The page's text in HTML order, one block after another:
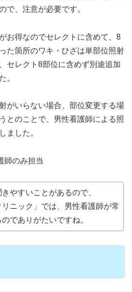
で、注意が必要です。
お得なのでセレクトに含めて、8
た箇所のワキ・ひざは単部位照射
セレクト8部位に含めず別途追加
。
がいらない場合、部位変更する場
とのことで、男性看護師による照
ました。
師のみ担当
やすいことがあるので、
リニック」では、男性看護師が常
でありがたいですね。